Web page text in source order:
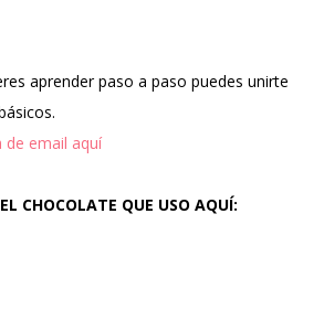
aprender paso a paso puedes unirte
de email aquí
CHOCOLATE QUE USO AQUÍ: